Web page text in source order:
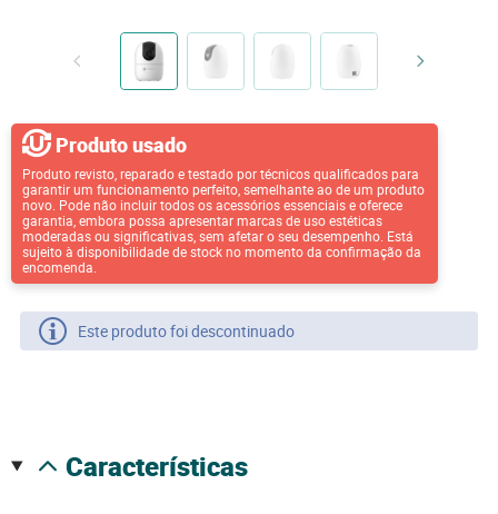
Produto usado
Produto revisto, reparado e testado por técnicos qualificados para
garantir um funcionamento perfeito, semelhante ao de um produto
novo. Pode não incluir todos os acessórios essenciais e oferece
garantia, embora possa apresentar marcas de uso estéticas
moderadas ou significativas, sem afetar o seu desempenho. Está
sujeito à disponibilidade de stock no momento da confirmação da
encomenda.
Este produto foi descontinuado
características